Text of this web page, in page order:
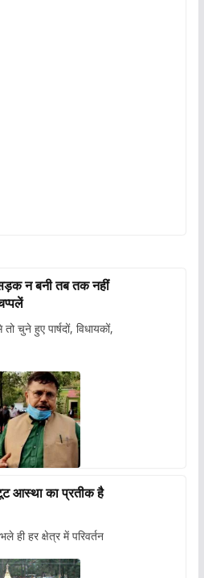
न बनी तब तक नहीं
चुने हुए पार्षदों, विधायकों,
आस्था का प्रतीक है
ही हर क्षेत्र में परिवर्तन